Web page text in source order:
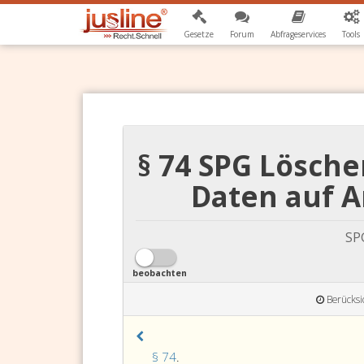
Gesetze Forum Abfrageservices Tools
§ 74 SPG
Daten auf
beobachten
§ 74.